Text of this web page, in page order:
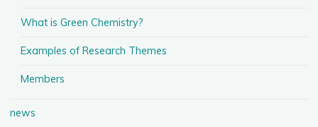
What is Green Chemistry?
Examples of Research Themes
Members
news